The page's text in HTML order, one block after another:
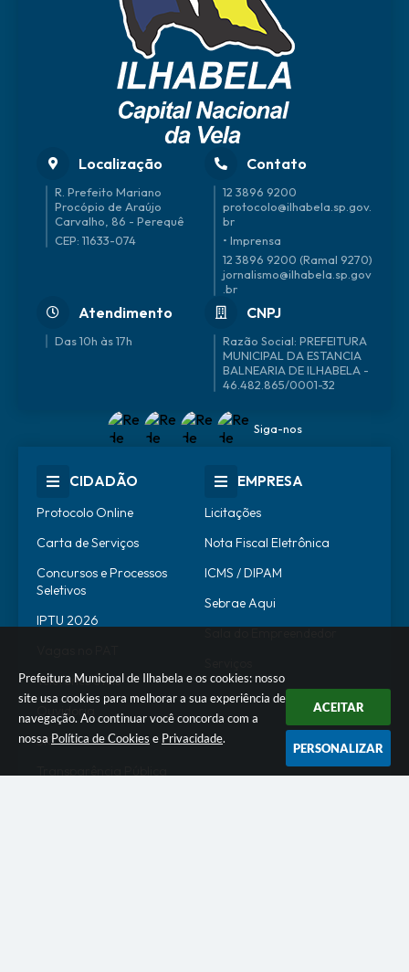
Prefeitura Municipal de Ilhabela e os cookies: nosso
site usa cookies para melhorar a sua experiência de
navegação. Ao continuar você concorda com a
nossa Política de Cookies e Privacidade.
ACEITAR
PERSONALIZAR
Localização
R. Prefeito Mariano
Procópio de Araújo
Carvalho, 86 - Perequê
CEP: 11633-074
Contato
12 3896 9200
protocolo@ilhabela.sp.gov.
br
• Imprensa
12 3896 9200 (Ramal 9270)
jornalismo@ilhabela.sp.gov
.br
Atendimento
Das 10h às 17h
CNPJ
46.482.865/0001-32
Siga-nos
CIDADÃO
Protocolo Online
Carta de Serviços
Concursos e Processos
Seletivos
IPTU 2026
Telefones Úteis
Ouvidoria
SIC
EMPRESA
Licitações
Nota Fiscal Eletrônica
ICMS / DIPAM
Sebrae Aqui